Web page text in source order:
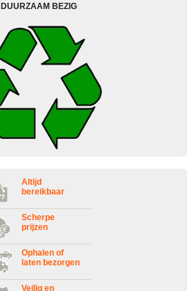
DUURZAAM BEZIG
Altijd
bereikbaar
Scherpe
prijzen
Ophalen of
laten bezorgen
Veilig en